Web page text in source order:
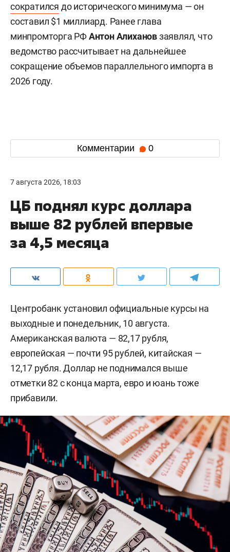
сократился до исторического минимума — он
составил $1 миллиард. Ранее глава
минпромторга РФАнтон Алихановзаявлял, что
ведомство рассчитывает на дальнейшее
сокращение объемов параллельного импорта в
2026 году.
Комментарии 0
7 августа 2026, 18:03
ЦБ поднял курс доллара
выше 82 рублей впервые
за 4,5 месяца
Центробанк установил официальные курсы на
выходные и понедельник, 10 августа.
Американская валюта — 82,17 рубля,
европейская — почти 95 рублей, китайская —
12,17 рубля. Доллар не поднимался выше
отметки 82 с конца марта, евро и юань тоже
прибавили.